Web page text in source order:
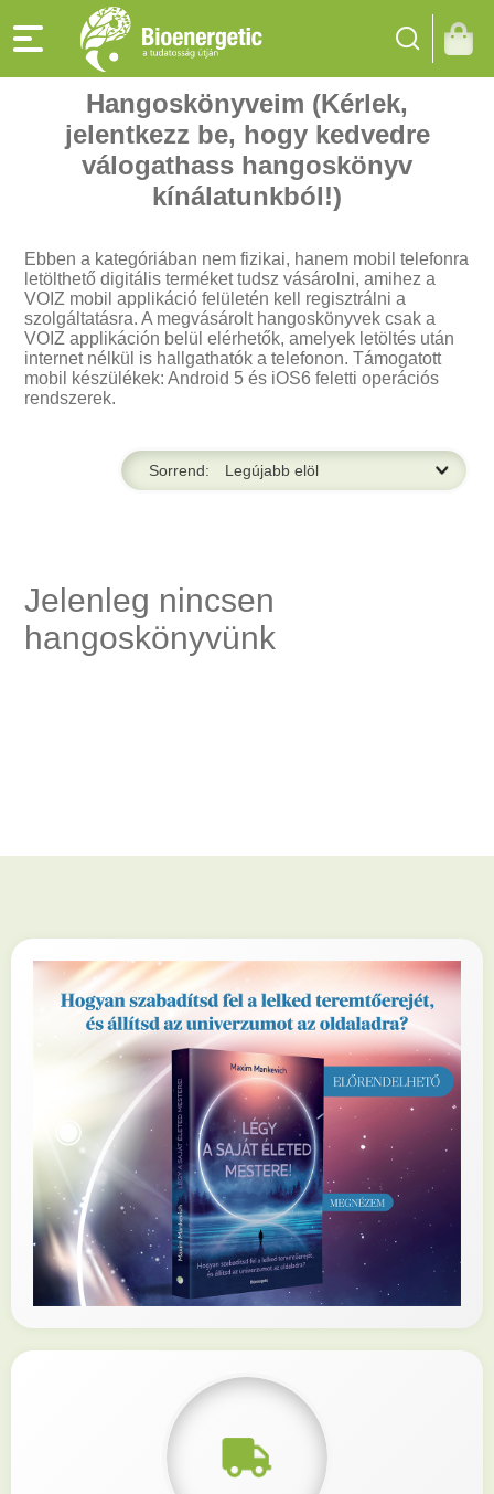
Hangoskönyveim (Kérlek,
jelentkezz be, hogy kedvedre
válogathass hangoskönyv
kínálatunkból!)
Ebben a kategóriában nem fizikai, hanem mobil telefonra
letölthető digitális terméket tudsz vásárolni, amihez a
VOIZ mobil applikáció felületén kell regisztrálni a
szolgáltatásra. A megvásárolt hangoskönyvek csak a
VOIZ applikáción belül elérhetők, amelyek letöltés után
internet nélkül is hallgathatók a telefonon. Támogatott
mobil készülékek: Android 5 és iOS6 feletti operációs
rendszerek.
Sorrend:
Jelenleg nincsen
hangoskönyvünk